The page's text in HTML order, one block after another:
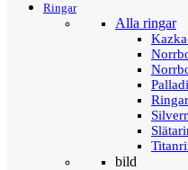
Ringar
Alla ringar
bild